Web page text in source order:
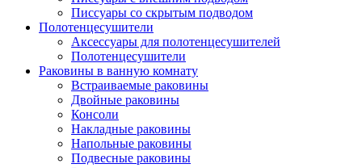
Писсуары со скрытым подводом
Полотенцесушители
Аксессуары для полотенцесушителей
Полотенцесушители
Раковины в ванную комнату
Встраиваемые раковины
Двойные раковины
Консоли
Накладные раковины
Напольные раковины
Подвесные раковины